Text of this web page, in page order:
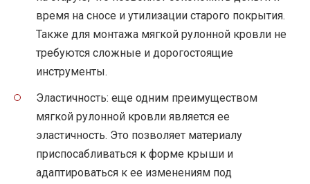
время на сносе и утилизации старого покрытия.
Также для монтажа мягкой рулонной кровли не
требуются сложные и дорогостоящие
инструменты.
Эластичность: еще одним преимуществом
мягкой рулонной кровли является ее
эластичность. Это позволяет материалу
приспосабливаться к форме крыши и
адаптироваться к ее изменениям под